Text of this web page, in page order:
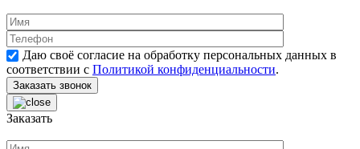
Даю своё согласие на обработку персональных данных в
соответствии с Политикой конфиденциальности.
Заказать